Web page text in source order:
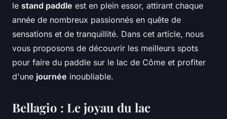
le stand paddle est en plein essor, attirant chaque
année de nombreux passionnés en quête de
sensations et de tranquillité. Dans cet article, nous
vous proposons de découvrir les meilleurs spots
pour faire du paddle sur le lac de Côme et profiter
d'une journée inoubliable.
Bellagio : Le joyau du lac